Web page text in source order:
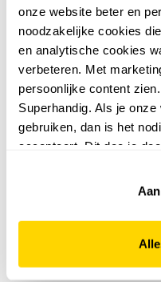
onze website beter en
noodzakelijke cookies
en analytische cookies
verbeteren. Met
persoonlijke content
Superhandig. Als je
gebruiken, dan is het
accepteert. Dit doe je
website niet optimaal